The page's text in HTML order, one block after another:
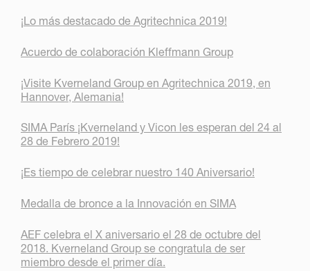
¡Lo más destacado de Agritechnica 2019!
Acuerdo de colaboración Kleffmann Group
¡Visite Kverneland Group en Agritechnica 2019, en
Hannover, Alemania!
SIMA París ¡Kverneland y Vicon les esperan del 24 al
28 de Febrero 2019!
¡Es tiempo de celebrar nuestro 140 Aniversario!
Medalla de bronce a la Innovación en SIMA
AEF celebra el X aniversario el 28 de octubre del
2018. Kverneland Group se congratula de ser
miembro desde el primer día.